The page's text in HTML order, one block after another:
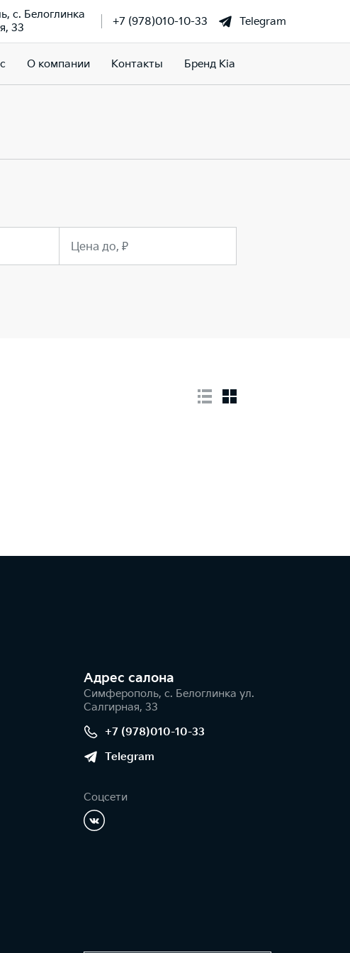
с. Белоглинка
33
+7 (978)010-10-33 Telegram
О компании Контакты Бренд Kia
Цена до, ₽
Адрес салонa
Симферополь, с. Белоглинка ул.
Салгирная, 33
+7 (978)010-10-33
Telegram
Соцсети